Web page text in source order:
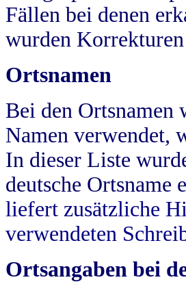
Fällen bei denen
wurden
Ortsnamen
Bei den Ortsnamen
Namen verwendet,
In dieser Liste
deutsche Ortsname
liefert zusätzliche
verwendeten
Ortsangaben bei